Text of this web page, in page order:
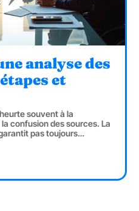
analyse des
et
souvent à la
confusion des sources. La
pas toujours…